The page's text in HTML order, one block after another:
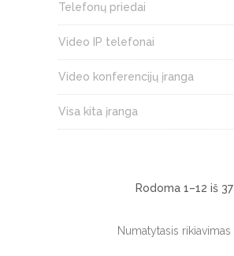
Telefonų priedai
Video IP telefonai
Video konferencijų įranga
Visa kita įranga
Rodoma 1–12 iš 37
Numatytasis rikiavimas